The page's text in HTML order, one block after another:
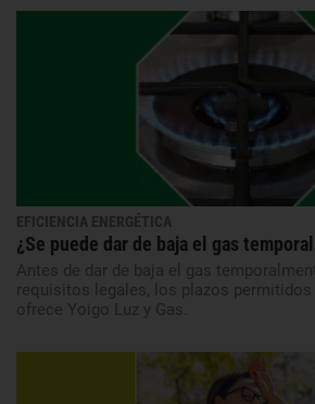
EFICIENCIA ENERGÉTICA
¿Se puede dar de baja el gas
Antes de dar de baja el gas
requisitos legales, los plazos
ofrece Yoigo Luz y Gas.